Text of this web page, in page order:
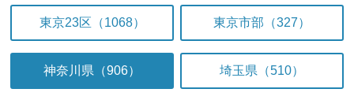
東京23区（1068） 東京市部（327）
神奈川県（906） 埼玉県（510）